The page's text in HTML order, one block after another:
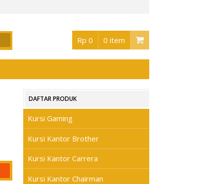
Rp 0 0 item
DAFTAR PRODUK
Kursi Gaming
Kursi Kantor Brother
Kursi Kantor Carrera
Kursi Kantor Chairman